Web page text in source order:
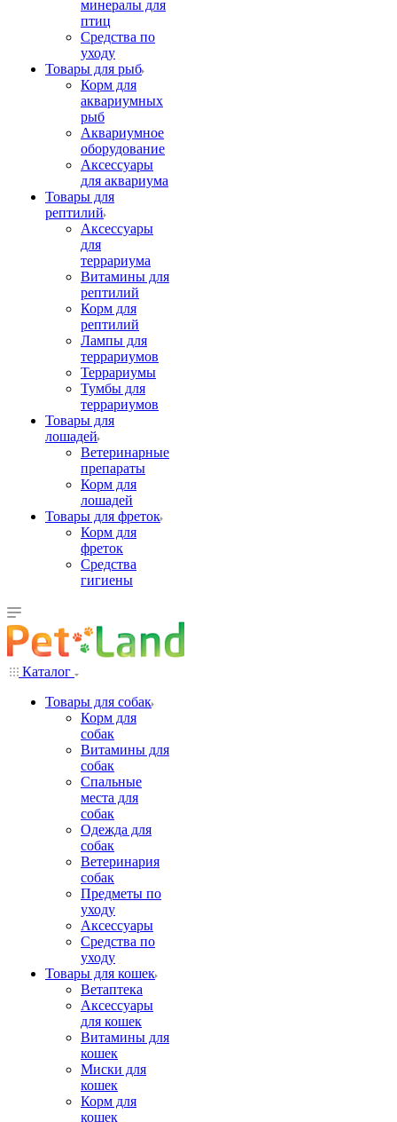
минералы для
птиц
Средства по
уходу
Товары для рыб
Корм для
аквариумных
рыб
Аквариумное
оборудование
Аксессуары
для аквариума
Товары для
рептилий
Аксессуары
для
террариума
Витамины для
рептилий
Корм для
рептилий
Лампы для
террариумов
Террариумы
Тумбы для
террариумов
Товары для
лошадей
Ветеринарные
препараты
Корм для
лошадей
Товары для фреток
Корм для
фреток
Средства
гигиены
Каталог
Товары для собак
Корм для
собак
Витамины для
собак
Спальные
места для
собак
Одежда для
собак
Ветеринария
собак
Предметы по
уходу
Аксессуары
Средства по
уходу
Товары для кошек
Ветаптека
Аксессуары
для кошек
Витамины для
кошек
Миски для
кошек
Корм для
кошек